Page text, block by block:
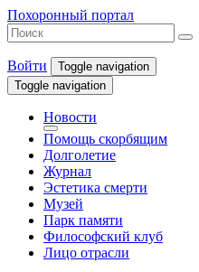
Похоронный портал
Войти
Toggle navigation
Toggle navigation
Новости
Помощь скорбящим
Долголетие
Журнал
Эстетика смерти
Музей
Парк памяти
Философский клуб
Лицо отрасли